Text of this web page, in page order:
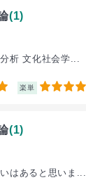
(1)
析 文化社会学...
楽単 5
(1)
はあると思いま...